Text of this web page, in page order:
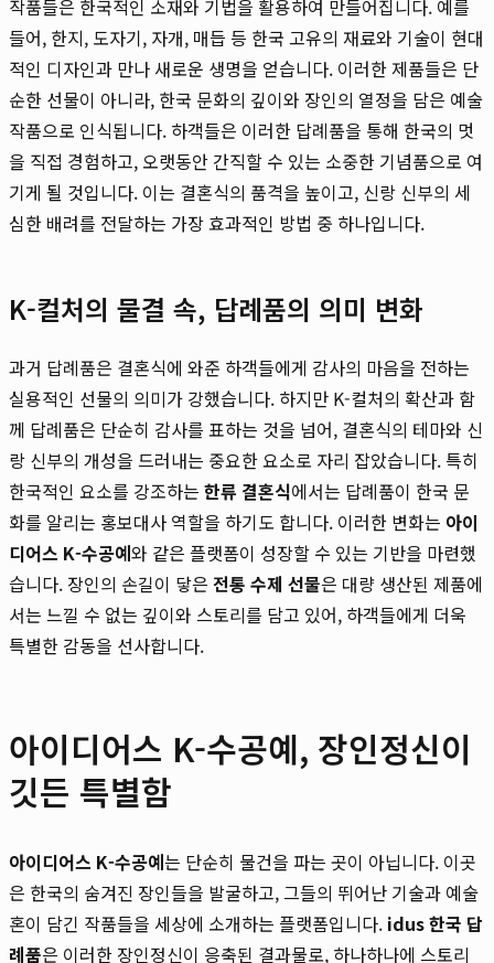
작품들은 한국적인 소재와 기법을 활용하여 만들어집니다. 예를
들어, 한지, 도자기, 자개, 매듭 등 한국 고유의 재료와 기술이 현대
적인 디자인과 만나 새로운 생명을 얻습니다. 이러한 제품들은 단
순한 선물이 아니라, 한국 문화의 깊이와 장인의 열정을 담은 예술
작품으로 인식됩니다. 하객들은 이러한 답례품을 통해 한국의 멋
을 직접 경험하고, 오랫동안 간직할 수 있는 소중한 기념품으로 여
기게 될 것입니다. 이는 결혼식의 품격을 높이고, 신랑 신부의 세
심한 배려를 전달하는 가장 효과적인 방법 중 하나입니다.
K-컬처의 물결 속, 답례품의 의미 변화
과거 답례품은 결혼식에 와준 하객들에게 감사의 마음을 전하는
실용적인 선물의 의미가 강했습니다. 하지만 K-컬처의 확산과 함
께 답례품은 단순히 감사를 표하는 것을 넘어, 결혼식의 테마와 신
랑 신부의 개성을 드러내는 중요한 요소로 자리 잡았습니다. 특히
한국적인 요소를 강조하는 한류 결혼식에서는 답례품이 한국 문
화를 알리는 홍보대사 역할을 하기도 합니다. 이러한 변화는 아이
디어스 K-수공예와 같은 플랫폼이 성장할 수 있는 기반을 마련했
습니다. 장인의 손길이 닿은 전통 수제 선물은 대량 생산된 제품에
서는 느낄 수 없는 깊이와 스토리를 담고 있어, 하객들에게 더욱
특별한 감동을 선사합니다.
아이디어스 K-수공예, 장인정신이
깃든 특별함
아이디어스 K-수공예는 단순히 물건을 파는 곳이 아닙니다. 이곳
은 한국의 숨겨진 장인들을 발굴하고, 그들의 뛰어난 기술과 예술
혼이 담긴 작품들을 세상에 소개하는 플랫폼입니다. idus 한국 답
례품은 이러한 장인정신이 응축된 결과물로, 하나하나에 스토리